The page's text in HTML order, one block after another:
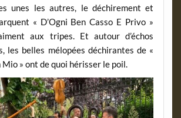
unes les autres, le déchirement et
« D’Ogni Ben Casso E Privo »
aux tripes. Et autour d’échos
les belles mélopées déchirantes de «
» ont de quoi hérisser le poil.